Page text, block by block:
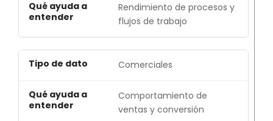
Rendimiento de procesos y
flujos de trabajo
Comerciales
Comportamiento de
ventas y conversión